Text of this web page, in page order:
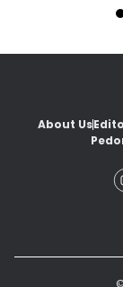
About Us